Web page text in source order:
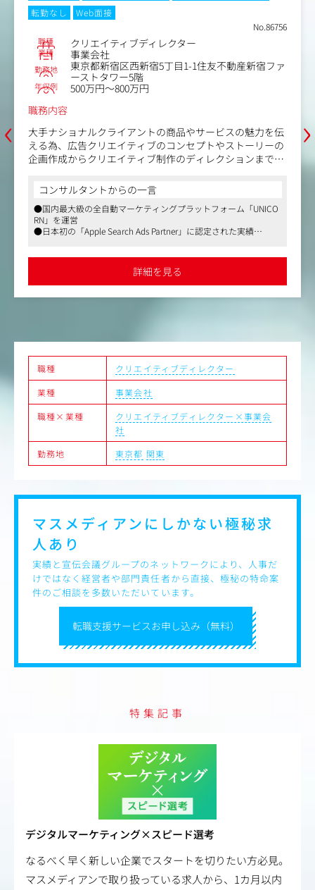
‹
転勤なし
Web面接
No.86756
職種 クリエイティブディレクター
業種 事業会社
勤務地
東京都新宿区西新宿5丁目1-1住友不動産新宿ファ
ーストタワー5階
年収例
500万円～800万円
職務内容
大手ナショナルクライアントの商品やサービスの魅力を伝
える為、広告クリエイティブのコンセプトやストーリーの
企画作成からクリエイティブ制作のディレクションまでを
を持ってくれるクリエイティブを制作します。
社内営業担当、制作クリエイターとのコミュニケーション
を取りながら、場合によっては、クライアントや広告代理
店へ直接クリエイティブ企画の提案や説明をすることもあ
ります。
・クリエイティブ企画会議の進行
コンサルタントからの一言
●国内最大級の全自動マーケティングプラットフォーム「UNICO
RN」を運営
●日本初の「Apple Search Ads Partner」に認定された実績
詳細を見る
›
職種
クリエイティブディレクター
業種
事業会社
職種×業種
クリエイティブディレクター×事業会
社
勤務地
東京都 関東
転職支援サービスお申し込み（無料）
マスメディアンにしかない極秘求
人あり
実績と宣伝会議グループのネットワークにより、人事だ
けではなく経営者や部門責任者から直接、極秘の特命案
件のご相談を多数いただいています。
特集記事
デジタルマーケティング×スピード選考
なるべく早く新しい企業でスタートを切りたい方必見。
マスメディアンで取り扱っている求人から、1カ月以内